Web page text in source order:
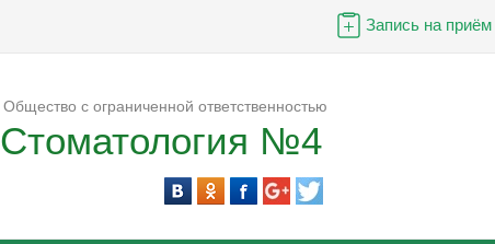
Запись на приём
Общество с ограниченной ответственностью
Стоматология №4